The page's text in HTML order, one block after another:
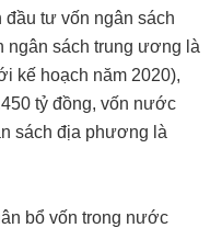
đầu tư vốn ngân sách
ngân sách trung ương là
kế hoạch năm 2020),
tỷ đồng, vốn nước
sách địa phương là
bổ vốn trong nước